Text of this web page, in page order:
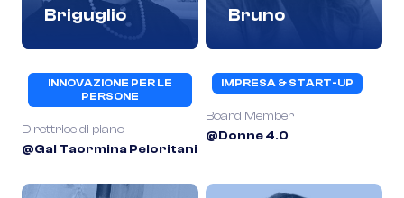
Briguglio
INNOVAZIONE PER LE
PERSONE
Direttrice di piano
@Gal Taormina Peloritani
Bruno
IMPRESA & START-UP
Board Member
@Donne 4.0